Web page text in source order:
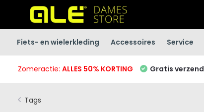
Fiets- en wielerkleding Accessoires Service
Zomeractie: ALLES 50% KORTING Gratis
Tags